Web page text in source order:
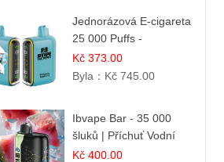
Jednorázová E-cigareta
25 000 Puffs -
Ostružina & Borůvka
Kč 373.00
Byla： Kč 745.00
Ibvape Bar - 35 000
šluků | Příchuť Vodní
melounový led
Kč 400.00